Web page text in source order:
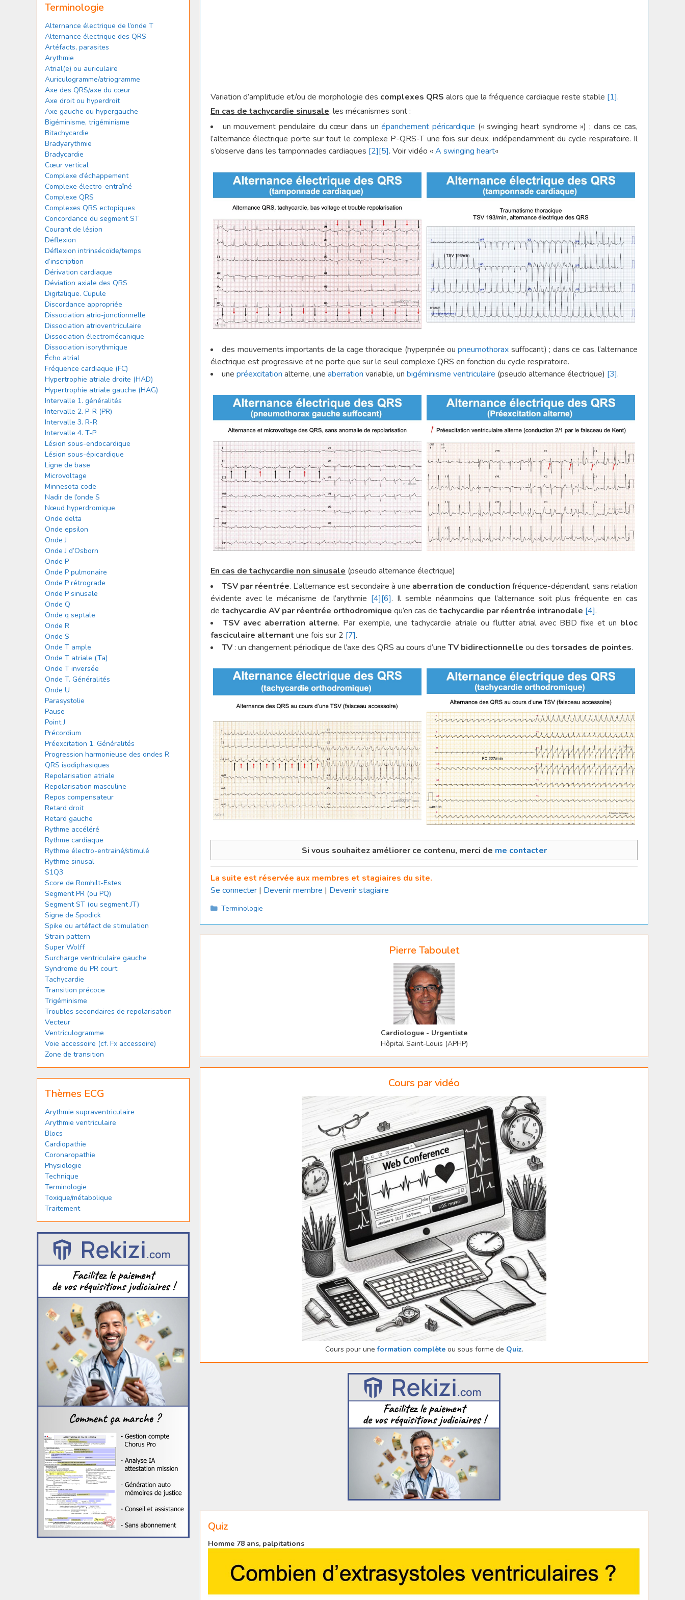
Variation d’amplitude et/ou de morphologie des complexes QRS alors que la fréquence cardiaque reste stable [1].
En cas de tachycardie sinusale, les mécanismes sont :
un mouvement pendulaire du cœur dans unépanchement péricardique (« swinging heart syndrome ») ; dans ce cas,
l’alternance électrique porte sur tout le complexe P-QRS-T une fois sur deux, indépendamment du cycle respiratoire. Il
s’observe dans les tamponnades cardiaques [2][5]. Voir vidéo « A swinging heart«
des mouvements importants de la cage thoracique (hyperpnée oupneumothorax suffocant) ; dans ce cas, l’alternance
électrique est progressive et ne porte que sur le seul complexe QRS en fonction du cycle respiratoire.
une préexcitation alterne, une aberration variable, un bigéminisme ventriculaire (pseudo alternance électrique) [3].
En cas de tachycardie non sinusale (pseudo alternance électrique)
TSV par réentrée. L’alternance est secondaire à une aberration de conduction fréquence-dépendant, sans relation
évidente avec le mécanisme de l’arythmie [4][6]. Il semble néanmoins que l’alternance soit plus fréquente en cas
de tachycardie AV par réentrée orthodromique qu’en cas de tachycardie par réentrée intranodale [4].
TSV avec aberration alterne. Par exemple, une tachycardie atriale ou flutter atrial avec BBD fixe et un bloc
fasciculaire alternant une fois sur 2 [7].
TV: un changement périodique de l’axe des QRS au cours d’une TV bidirectionnelle ou des torsades de pointes.
Si vous souhaitez améliorer ce contenu, merci de me contacter
La suite est réservée aux membres et stagiaires du site.
Se connecter | Devenir membre | Devenir stagiaire
Catégories
Terminologie
Pierre Taboulet
Cardiologue - Urgentiste
Hôpital Saint-Louis (APHP)
Cours par vidéo
Cours pour uneformation complèteou sous forme de Quiz.
Quiz
Homme 78 ans, palpitations
Terminologie
Alternance électrique de l’onde T
Alternance électrique des QRS
Artéfacts, parasites
Arythmie
Atrial(e) ou auriculaire
Auriculogramme/atriogramme
Axe des QRS/axe du cœur
Axe droit ou hyperdroit
Axe gauche ou hypergauche
Bigéminisme, trigéminisme
Bitachycardie
Bradyarythmie
Bradycardie
Cœur vertical
Complexe d’échappement
Complexe électro-entraîné
Complexe QRS
Complexes QRS ectopiques
Concordance du segment ST
Courant de lésion
Déflexion
Déflexion intrinsécoïde/temps
d’inscription
Dérivation cardiaque
Déviation axiale des QRS
Digitalique. Cupule
Discordance appropriée
Dissociation atrio-jonctionnelle
Dissociation atrioventriculaire
Dissociation électromécanique
Dissociation isorythmique
Écho atrial
Fréquence cardiaque (FC)
Hypertrophie atriale droite (HAD)
Hypertrophie atriale gauche (HAG)
Intervalle 1. généralités
Intervalle 2. P-R (PR)
Intervalle 3. R-R
Intervalle 4. T-P
Lésion sous-endocardique
Lésion sous-épicardique
Ligne de base
Microvoltage
Minnesota code
Nadir de l’onde S
Nœud hyperdromique
Onde delta
Onde epsilon
Onde J
Onde J d’Osborn
Onde P
Onde P pulmonaire
Onde P rétrograde
Onde P sinusale
Onde Q
Onde q septale
Onde R
Onde S
Onde T ample
Onde T atriale (Ta)
Onde T inversée
Onde T. Généralités
Onde U
Parasystolie
Pause
Point J
Précordium
Préexcitation 1. Généralités
Progression harmonieuse des ondes R
QRS isodiphasiques
Repolarisation atriale
Repolarisation masculine
Repos compensateur
Retard droit
Retard gauche
Rythme accéléré
Rythme cardiaque
Rythme électro-entrainé/stimulé
Rythme sinusal
S1Q3
Score de Romhilt-Estes
Segment PR (ou PQ)
Segment ST (ou segment JT)
Signe de Spodick
Spike ou artéfact de stimulation
Strain pattern
Super Wolff
Surcharge ventriculaire gauche
Syndrome du PR court
Tachycardie
Transition précoce
Trigéminisme
Troubles secondaires de repolarisation
Vecteur
Ventriculogramme
Voie accessoire (cf. Fx accessoire)
Zone de transition
Thèmes ECG
Arythmie supraventriculaire
Arythmie ventriculaire
Blocs
Cardiopathie
Coronaropathie
Physiologie
Technique
Terminologie
Toxique/métabolique
Traitement